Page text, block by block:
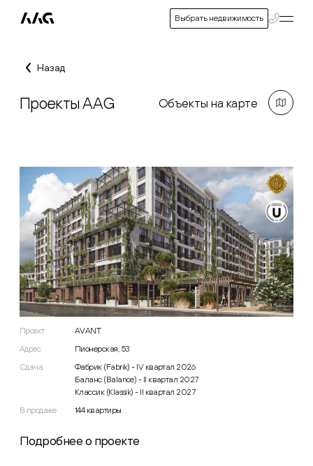
Назад
Проекты AAG Объекты на карте
Проект
AVANT
Адрес
Пионерская, 53
Сдача
Фабрик (Fabrik) - IV квартал 2026
Баланс (Balance) - II квартал 2027
Классик (Klassik) - II квартал 2027
В продаже
144 квартиры
Подробнее о проекте
Выбрать недвижимость